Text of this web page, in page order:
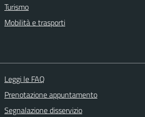
Turismo
Mobilità e trasporti
Leggi le FAQ
Prenotazione appuntamento
Segnalazione disservizio